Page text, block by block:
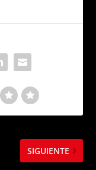
SIGUIENTE